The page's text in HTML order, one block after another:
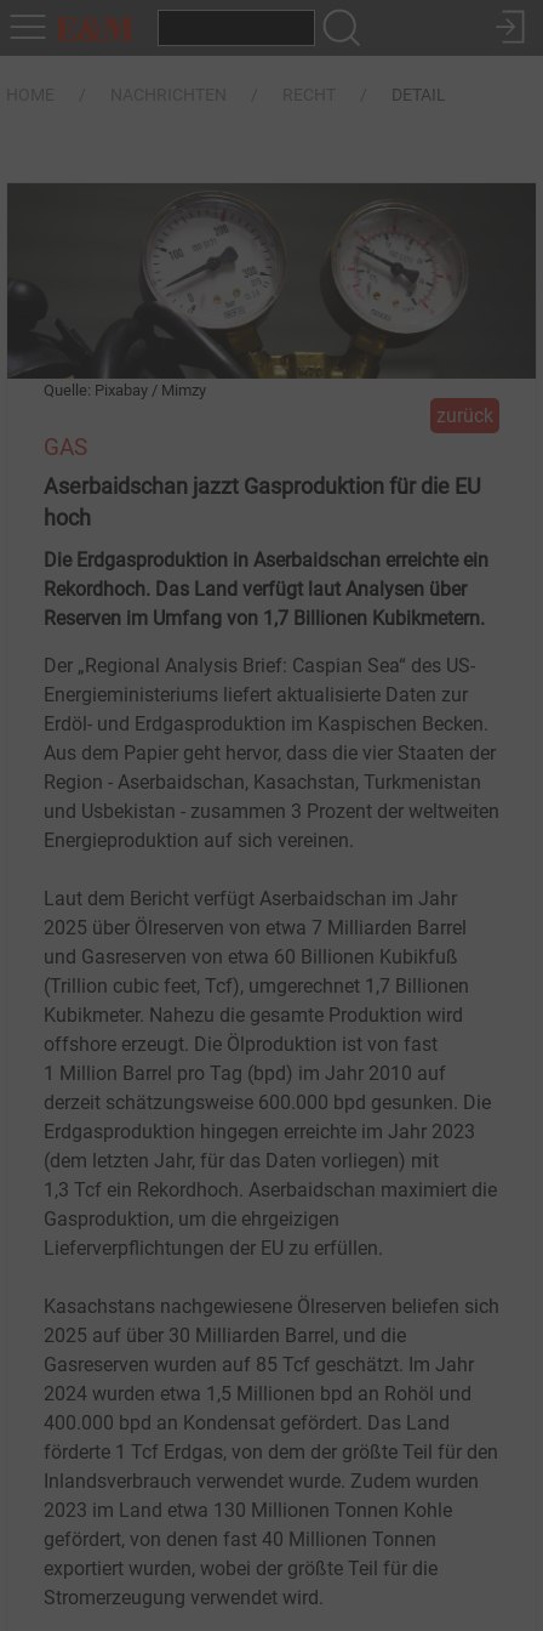
DETAIL
Quelle: Pixabay / Mimzy
zurück
GAS
Aserbaidschan jazzt Gasproduktion für die EU
hoch
Die Erdgasproduktion in Aserbaidschan erreichte ein
Rekordhoch. Das Land verfügt laut Analysen über
Reserven im Umfang von 1,7 Billionen Kubikmetern.
Der „Regional Analysis Brief: Caspian Sea“ des US-
Energieministeriums liefert aktualisierte Daten zur
Erdöl- und Erdgasproduktion im Kaspischen Becken.
Aus dem Papier geht hervor, dass die vier Staaten der
Region - Aserbaidschan, Kasachstan, Turkmenistan
und Usbekistan - zusammen 3 Prozent der weltweiten
Energieproduktion auf sich vereinen.
Laut dem Bericht verfügt Aserbaidschan im Jahr
2025 über Ölreserven von etwa 7 Milliarden Barrel
und Gasreserven von etwa 60 Billionen Kubikfuß
(Trillion cubic feet, Tcf), umgerechnet 1,7 Billionen
Kubikmeter. Nahezu die gesamte Produktion wird
offshore erzeugt. Die Ölproduktion ist von fast
1
Million Barrel pro Tag (bpd) im Jahr 2010 auf
derzeit schätzungsweise 600.000 bpd gesunken. Die
Erdgasproduktion hingegen erreichte im Jahr 2023
(dem letzten Jahr, für das Daten vorliegen) mit
1,3 Tcf ein Rekordhoch. Aserbaidschan maximiert die
Gasproduktion, um die ehrgeizigen
Lieferverpflichtungen der EU zu erfüllen.
Kasachstans nachgewiesene Ölreserven beliefen sich
2025 auf über 30 Milliarden Barrel, und die
Gasreserven wurden auf 85 Tcf geschätzt. Im Jahr
2024 wurden etwa 1,5 Millionen bpd an Rohöl und
400.000 bpd an Kondensat gefördert. Das Land
förderte 1 Tcf Erdgas, von dem der größte Teil für den
Inlandsverbrauch verwendet wurde. Zudem wurden
2023 im Land etwa 130 Millionen Tonnen Kohle
gefördert, von denen fast 40 Millionen Tonnen
exportiert wurden, wobei der größte Teil für die
Stromerzeugung verwendet wird.